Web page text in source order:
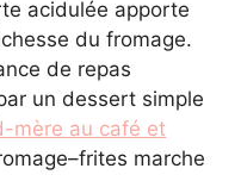
acidulée apporte
du fromage.
de repas
un dessert simple
mère au café et
marche